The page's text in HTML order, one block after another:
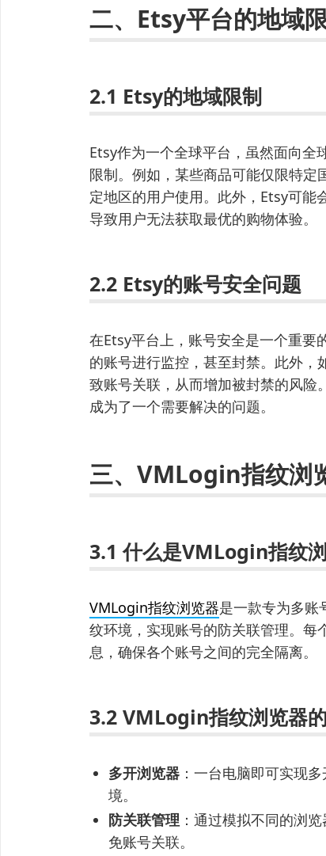
二、Etsy平台的地域
2.1 Etsy的地域限制
Etsy作为一个全球平台，虽然面向全
限制。例如，某些商品可能仅限特
定地区的用户使用。此外，Etsy可能
导致用户无法获取最优的购物体验。
2.2 Etsy的账号安全问题
在Etsy平台上，账号安全是一个重要
的账号进行监控，甚至封禁。此外
致账号关联，从而增加被封禁的风险
成为了一个需要解决的问题。
三、VMLogin指纹浏
3.1 什么是VMLogin指纹
VMLogin指纹浏览器是一款专为多账
纹环境，实现账号的防关联管理。
息，确保各个账号之间的完全隔离。
3.2 VMLogin指纹浏览器
多开浏览器 ：一台电脑即可实现
境。
防关联管理 ：通过模拟不同的浏
免账号关联。